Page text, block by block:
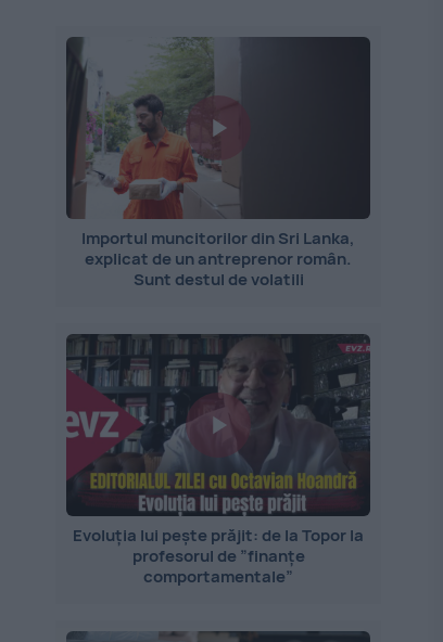
Importul muncitorilor din Sri Lanka,
explicat de un antreprenor român.
Sunt destul de volatili
Evoluția lui pește prăjit: de la Topor la
profesorul de ”finanțe
comportamentale”